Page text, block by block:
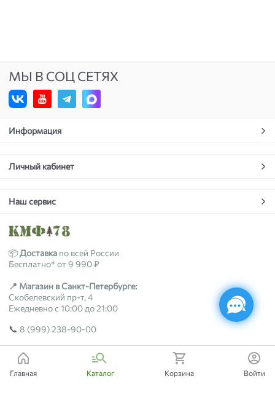
МЫ В СОЦ СЕТЯХ
Информация
Личный кабинет
Наш сервис
📦Доставка по всей России
Бесплатно* от 9 990 ₽
📍 Магазин в Санкт-Петербурге:
Скобелевский пр-т, 4
Ежедневно с 10:00 до 21:00
📞 8 (999) 238-90-00
2018-2026 © kmf78.ru
Главная Каталог Корзина Войти